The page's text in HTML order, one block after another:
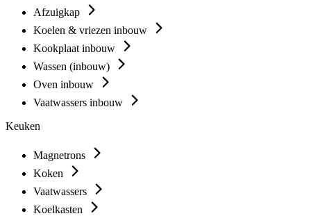
Afzuigkap
Koelen & vriezen inbouw
Kookplaat inbouw
Wassen (inbouw)
Oven inbouw
Vaatwassers inbouw
Keuken
Magnetrons
Koken
Vaatwassers
Koelkasten